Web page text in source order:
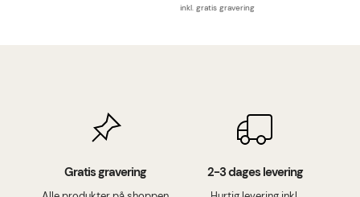
inkl. gratis gravering
Gratis gravering 2-3 dages levering